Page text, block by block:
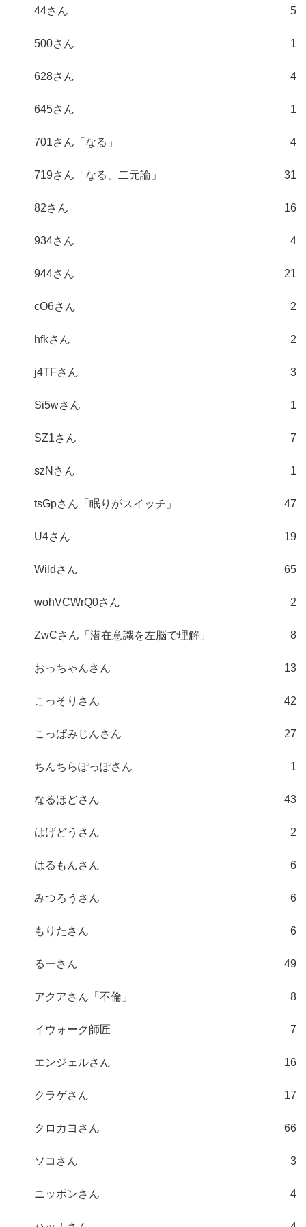
44さん 5
500さん 1
628さん 4
645さん 1
701さん「なる」 4
719さん「なる、二元論」 31
82さん 16
934さん 4
944さん 21
cO6さん 2
hfkさん 2
j4TFさん 3
Si5wさん 1
SZ1さん 7
szNさん 1
tsGpさん「眠りがスイッチ」 47
U4さん 19
Wildさん 65
wohVCWrQ0さん 2
ZwCさん「潜在意識を左脳で理解」 8
おっちゃんさん 13
こっそりさん 42
こっぱみじんさん 27
ちんちらぽっぽさん 1
なるほどさん 43
はげどうさん 2
はるもんさん 6
みつろうさん 6
もりたさん 6
るーさん 49
アクアさん「不倫」 8
イウォーク師匠 7
エンジェルさん 16
クラゲさん 17
クロカヨさん 66
ソコさん 3
ニッポンさん 4